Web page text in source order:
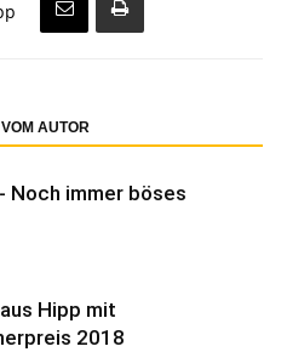
AUTOR
Noch immer böses
Hipp mit
2018